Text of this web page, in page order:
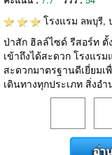
โรงแรม ลพบุรี,
ป่าสัก ฮิลล์ไซด์ รีสอร์ท ตั้
เข้าถึงได้สะดวก โรงแร
สะดวกมาตรฐานดีเยี่ยม
เดินทางทุกประเภท สิ่งอ